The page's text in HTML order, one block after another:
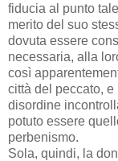
fiducia al punto
merito del suo
dovuta essere
necessaria, alla
così
città del peccato,
disordine
potuto essere
perbenismo.
Sola, quindi, la